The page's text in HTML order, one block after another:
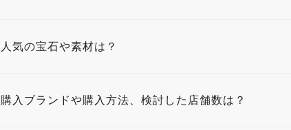
人気の宝石や素材は？
購入ブランドや購入方法、検討した店舗数は？